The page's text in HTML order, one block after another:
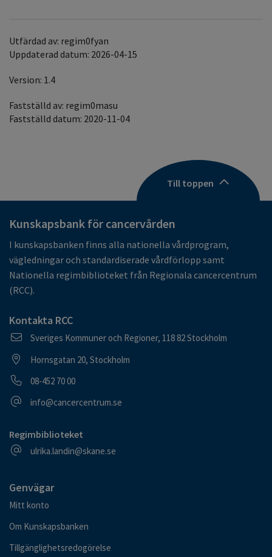
Utfärdad av: regim0fyan
Uppdaterad datum: 2026-04-15
Version: 1.4
Fastställd av: regim0masu
Fastställd datum: 2020-11-04
Till toppen
Kunskapsbank för cancervården
I kunskapsbanken finns alla nationella vårdprogram,
vägledningar och standardiserade vårdförlopp samt
Nationella regimbiblioteket från Regionala cancercentrum
(RCC).
Kontakta RCC
Postadress
Sveriges Kommuner och Regioner, 118 82 Stockholm
Besöksadress
Hornsgatan 20, Stockholm
Telefonnummer
08-452 70 00
E-postadress
info@cancercentrum.se
Regimbiblioteket
E-postadress
ulrika.landin@skane.se
Genvägar
Mitt konto
Om Kunskapsbanken
Tillgänglighetsredogörelse